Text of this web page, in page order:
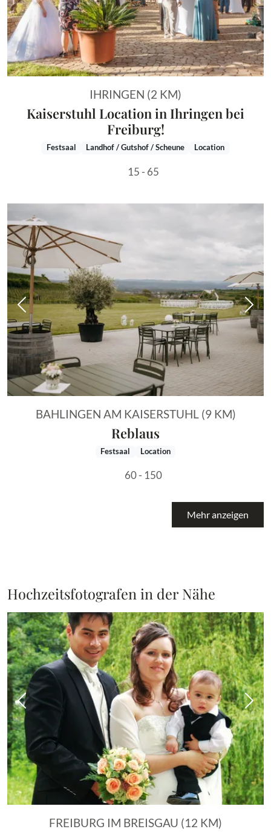
IHRINGEN (2 KM)
Kaiserstuhl Location in Ihringen bei
Freiburg!
Festsaal Landhof / Gutshof / Scheune Location
15 - 65
Vorheriges Bild
BAHLINGEN AM KAISERSTUHL (9 KM)
Reblaus
Festsaal Location
60 - 150
Mehr anzeigen
Hochzeitsfotografen in der Nähe
Vorheriges Bild
FREIBURG IM BREISGAU (12 KM)